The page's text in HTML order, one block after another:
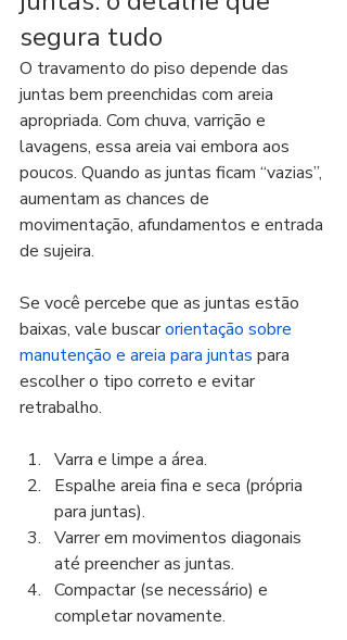
segura tudo
O travamento do piso depende das
juntas bem preenchidas com areia
apropriada. Com chuva, varrição e
lavagens, essa areia vai embora aos
poucos. Quando as juntas ficam “vazias”,
aumentam as chances de
movimentação, afundamentos e entrada
de sujeira.
Se você percebe que as juntas estão
baixas, vale buscar orientação sobre
manutenção e areia para juntas para
escolher o tipo correto e evitar
retrabalho.
Varra e limpe a área.
Espalhe areia fina e seca (própria
para juntas).
Varrer em movimentos diagonais
até preencher as juntas.
Compactar (se necessário) e
completar novamente.